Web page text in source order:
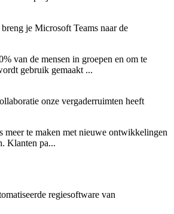
je Microsoft Teams naar de
van de mensen in groepen en om te
gebruik gemaakt ...
onze vergaderruimten heeft
meer te maken met nieuwe ontwikkelingen
Klanten pa...
regiesoftware van